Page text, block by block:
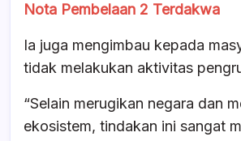
Nota Pembelaan 2 Terdakwa
Ia juga mengimbau kepada
tidak melakukan aktivitas
“Selain merugikan negara dan
ekosistem, tindakan ini sangat